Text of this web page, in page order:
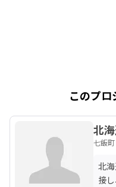
このプ
北
七飯町
北
接